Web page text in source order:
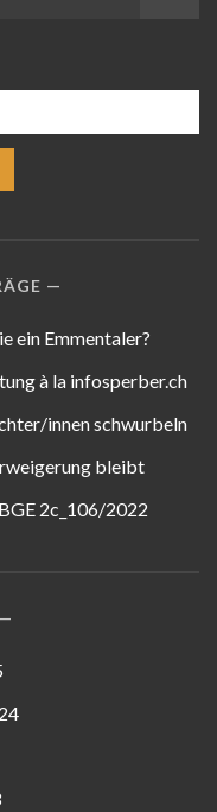
ein Emmentaler?
à la infosperber.ch
innen schwurbeln
bleibt
2c_106/2022